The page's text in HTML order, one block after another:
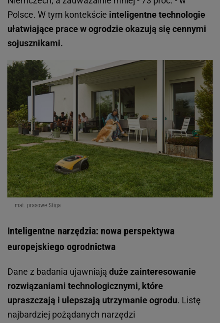
Polsce. W tym kontekście inteligentne technologie
ułatwiające prace w ogrodzie okazują się cennymi
sojusznikami.
mat. prasowe Stiga
Inteligentne narzędzia: nowa perspektywa
europejskiego ogrodnictwa
Dane z badania ujawniają duże zainteresowanie
rozwiązaniami technologicznymi, które
upraszczają i ulepszają utrzymanie ogrodu. Listę
najbardziej pożądanych narzędzi